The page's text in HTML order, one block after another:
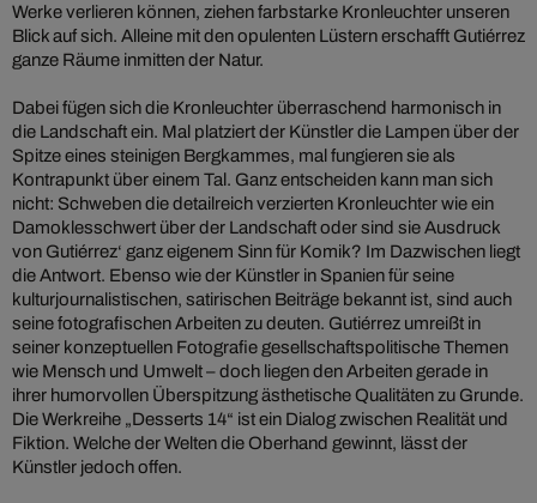
Werke verlieren können, ziehen farbstarke Kronleuchter unseren
Blick auf sich. Alleine mit den opulenten Lüstern erschafft Gutiérrez
ganze Räume inmitten der Natur.
Dabei fügen sich die Kronleuchter überraschend harmonisch in
die Landschaft ein. Mal platziert der Künstler die Lampen über der
Spitze eines steinigen Bergkammes, mal fungieren sie als
Kontrapunkt über einem Tal. Ganz entscheiden kann man sich
nicht: Schweben die detailreich verzierten Kronleuchter wie ein
Damoklesschwert über der Landschaft oder sind sie Ausdruck
von Gutiérrez‘ ganz eigenem Sinn für Komik? Im Dazwischen liegt
die Antwort. Ebenso wie der Künstler in Spanien für seine
kulturjournalistischen, satirischen Beiträge bekannt ist, sind auch
seine fotografischen Arbeiten zu deuten. Gutiérrez umreißt in
seiner konzeptuellen Fotografie gesellschaftspolitische Themen
wie Mensch und Umwelt – doch liegen den Arbeiten gerade in
ihrer humorvollen Überspitzung ästhetische Qualitäten zu Grunde.
Die Werkreihe „Desserts 14“ ist ein Dialog zwischen Realität und
Fiktion. Welche der Welten die Oberhand gewinnt, lässt der
Künstler jedoch offen.